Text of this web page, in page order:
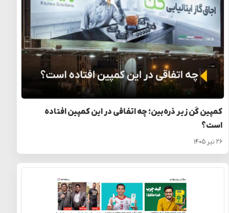
کمپین کَن زیر ذره‌بین؛ چه اتفاقی در این کمپین افتاده
است؟
۲۶ تیر ۱۴۰۵